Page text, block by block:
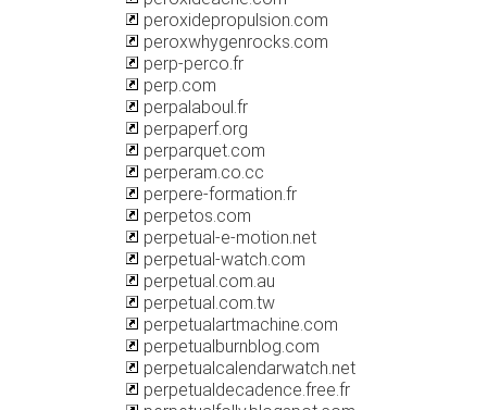
peroxidepropulsion.com
peroxwhygenrocks.com
perp-perco.fr
perp.com
perpalaboul.fr
perpaperf.org
perparquet.com
perperam.co.cc
perpere-formation.fr
perpetos.com
perpetual-e-motion.net
perpetual-watch.com
perpetual.com.au
perpetual.com.tw
perpetualartmachine.com
perpetualburnblog.com
perpetualcalendarwatch.net
perpetualdecadence.free.fr